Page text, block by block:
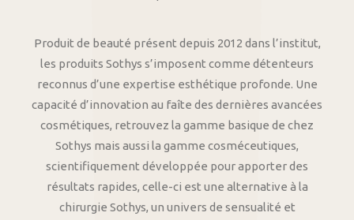
Produit de beauté présent depuis 2012 dans l’institut,
les produits Sothys s’imposent comme détenteurs
reconnus d’une expertise esthétique profonde. Une
capacité d’innovation au faîte des dernières avancées
cosmétiques, retrouvez la gamme basique de chez
Sothys mais aussi la gamme cosméceutiques,
scientifiquement développée pour apporter des
résultats rapides, celle-ci est une alternative à la
chirurgie Sothys, un univers de sensualité et